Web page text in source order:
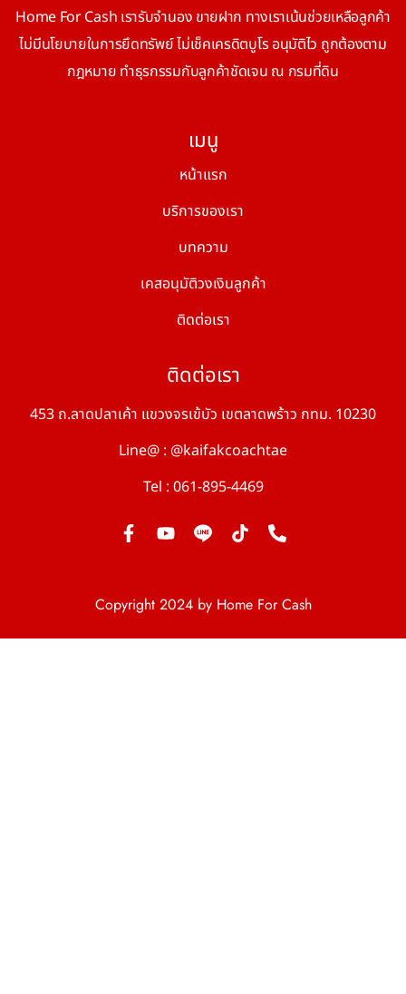
Home For Cash เรารับจำนอง ขายฝาก ทางเราเน้นช่วยเหลือลูกค้า
ไม่มีนโยบายในการยึดทรัพย์ ไม่เช็คเครดิตบูโร อนุมัติไว ถูกต้องตาม
กฎหมาย ทำธุรกรรมกับลูกค้าชัดเจน ณ กรมที่ดิน
เมนู
หน้าแรก
บริการของเรา
บทความ
เคสอนุมัติวงเงินลูกค้า
ติดต่อเรา
ติดต่อเรา
453 ถ.ลาดปลาเค้า แขวงจรเข้บัว เขตลาดพร้าว กทม. 10230
Line@ : @kaifakcoachtae
Tel : 061-895-4469
Copyright 2024 by Home For Cash